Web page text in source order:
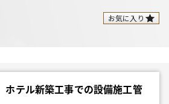
お気に入り
ホテル新築工事での設備施工管